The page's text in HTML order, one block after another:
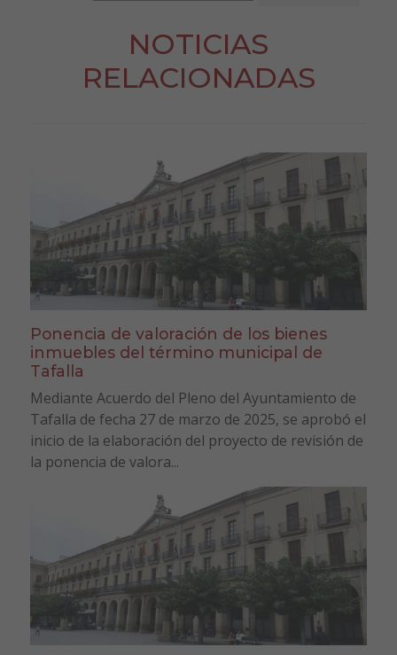
NOTICIAS
RELACIONADAS
Ponencia de valoración de los bienes
inmuebles del término municipal de
Tafalla
Mediante Acuerdo del Pleno del Ayuntamiento de
Tafalla de fecha 27 de marzo de 2025, se aprobó el
inicio de la elaboración del proyecto de revisión de
la ponencia de valora...